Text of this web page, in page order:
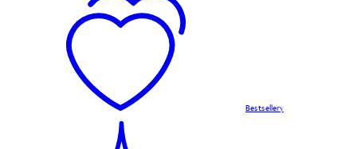
Bestsellery